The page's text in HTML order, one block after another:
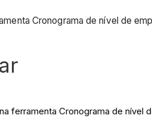
Cronograma de nível de
ferramenta Cronograma de nível